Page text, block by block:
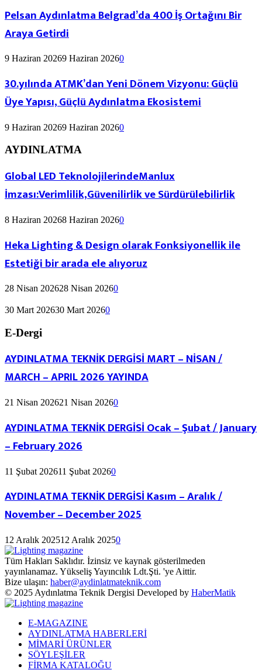
Pelsan Aydınlatma Belgrad’da 400 İş Ortağını Bir
Araya Getirdi
9 Haziran 20269 Haziran 20260
30.yılında ATMK’dan Yeni Dönem Vizyonu: Güçlü
Üye Yapısı, Güçlü Aydınlatma Ekosistemi
9 Haziran 20269 Haziran 20260
AYDINLATMA
Global LED TeknolojilerindeManlux
İmzası:Verimlilik,Güvenilirlik ve Sürdürülebilirlik
8 Haziran 20268 Haziran 20260
Heka Lighting & Design olarak Fonksiyonellik ile
Estetiği bir arada ele alıyoruz
28 Nisan 202628 Nisan 20260
30 Mart 202630 Mart 20260
E-Dergi
AYDINLATMA TEKNİK DERGİSİ MART – NİSAN /
MARCH – APRIL 2026 YAYINDA
21 Nisan 202621 Nisan 20260
AYDINLATMA TEKNİK DERGİSİ Ocak – Şubat / January
– February 2026
11 Şubat 202611 Şubat 20260
AYDINLATMA TEKNİK DERGİSİ Kasım – Aralık /
November – December 2025
12 Aralık 202512 Aralık 20250
Tüm Hakları Saklıdır. İzinsiz ve kaynak gösterilmeden
yayınlanamaz. Yükseliş Yayıncılık Ldt.Şti. 'ye Aittir.
Bize ulaşın: haber@aydinlatmateknik.com
Facebook
Instagram
Linkedin
Youtube
© 2025 Aydınlatma Teknik Dergisi Developed by HaberMatik
E-MAGAZINE
AYDINLATMA HABERLERİ
MİMARİ ÜRÜNLER
SÖYLEŞİLER
FİRMA KATALOĞU